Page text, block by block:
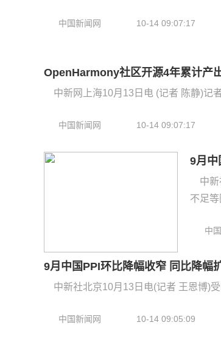
中国新闻网 10-14 09:07:17
OpenHarmony社区开源4年累计产
中新网上海10月13日电 (记者 陈静)记
中国新闻网 10-14 09:07:17
9月中
中
不足
中
9月中国PPI环比降幅收窄 同比降幅
中新社北京10月13日电(记者 王恩博)
中国新闻网 10-14 09:05:09